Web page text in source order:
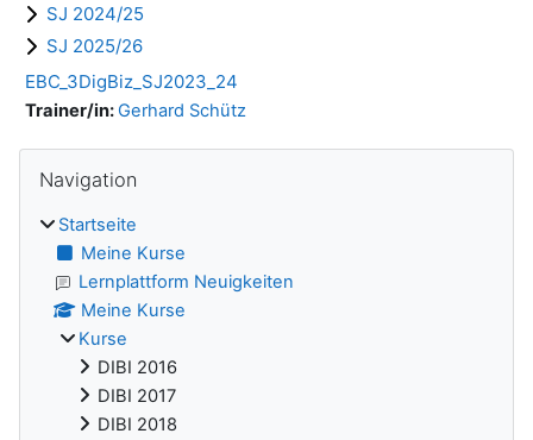
SJ 2024/25
SJ 2025/26
EBC_3DigBiz_SJ2023_24
Trainer/in:Gerhard Schütz
Blöcke
Navigation
Startseite
Meine Kurse
Lernplattform Neuigkeiten
Meine Kurse
Kurse
DIBI 2016
DIBI 2017
DIBI 2018